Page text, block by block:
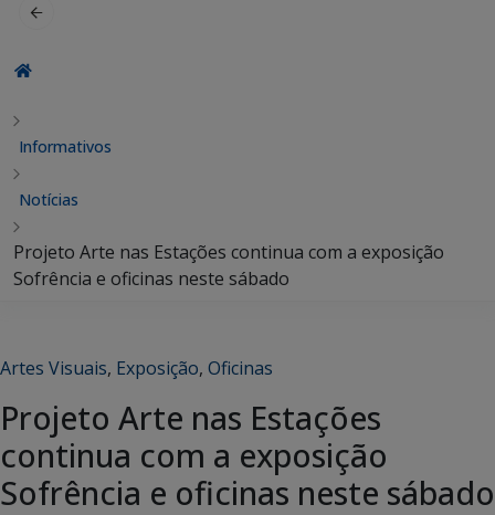
Informativos
Notícias
Projeto Arte nas Estações continua com a exposição
Sofrência e oficinas neste sábado
Artes Visuais, Exposição, Oficinas
Projeto Arte nas Estações
continua com a exposição
Sofrência e oficinas neste sábado